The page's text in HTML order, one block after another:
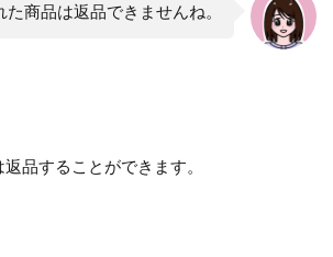
た商品は返品できませんね。
品することができます。